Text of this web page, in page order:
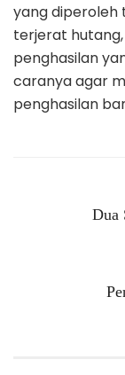
yang diperoleh
terjerat
penghasilan
caranya agar
penghasilan
Dua